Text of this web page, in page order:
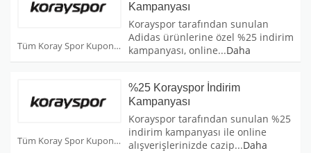
Tüm Koray Spor Kuponları
Kampanyası
Korayspor tarafından sunulan
Adidas ürünlerine özel %25 indirim
kampanyası, online...Daha
Tüm Koray Spor Kuponları
%25 Korayspor İndirim
Kampanyası
Korayspor tarafından sunulan %25
indirim kampanyası ile online
alışverişlerinizde cazip...Daha